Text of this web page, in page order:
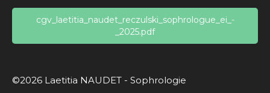
cgv_laetitia_naudet_reczulski_sophrologue_ei_-
_2025.pdf
©2026 Laetitia NAUDET - Sophrologie